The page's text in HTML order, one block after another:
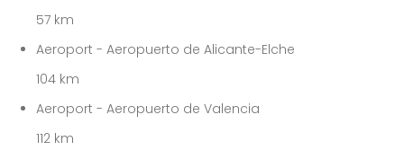
57 km
Aeroport - Aeropuerto de Alicante-Elche
104 km
Aeroport - Aeropuerto de Valencia
112 km